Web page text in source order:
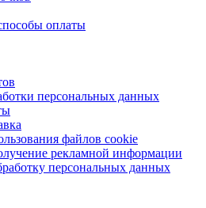
оплаты
персональных данных
файлов cookie
рекламной информации
персональных данных